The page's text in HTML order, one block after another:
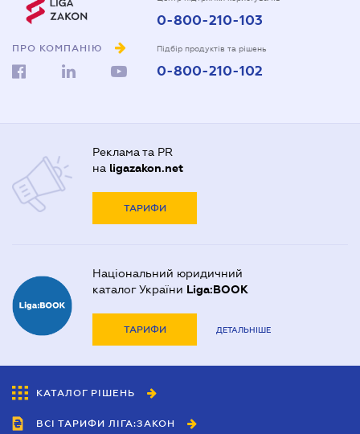
ПРО КОМПАНІЮ
0-800-210-103
Підбір продуктів та рішень
0-800-210-102
Реклама та PR
на ligazakon.net
ТАРИФИ
Національний юридичний
каталог України Liga:BOOK
ТАРИФИ ДЕТАЛЬНІШЕ
КАТАЛОГ РІШЕНЬ
ВСІ ТАРИФИ ЛІГА:ЗАКОН